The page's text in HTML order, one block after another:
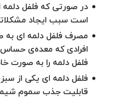
در صورتی که فلفل
است سبب ایجاد
مصرف فلفل دلمه ای
افرادی که معده‌ی حساس
فلفل دلمه را به صورت
فلفل دلمه ای یکی از
قابلیت جذب سموم